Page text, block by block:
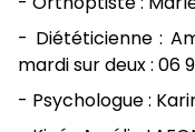
- Diététicienne :
mardi sur deux : 06
- Psychologue :